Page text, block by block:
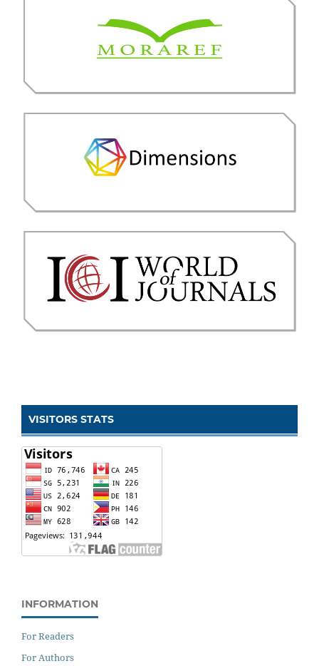
VISITORS STATS
INFORMATION
For Readers
For Authors